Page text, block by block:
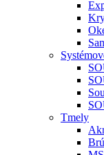
Tmely